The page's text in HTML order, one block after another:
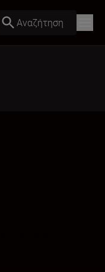
Αναζήτηση